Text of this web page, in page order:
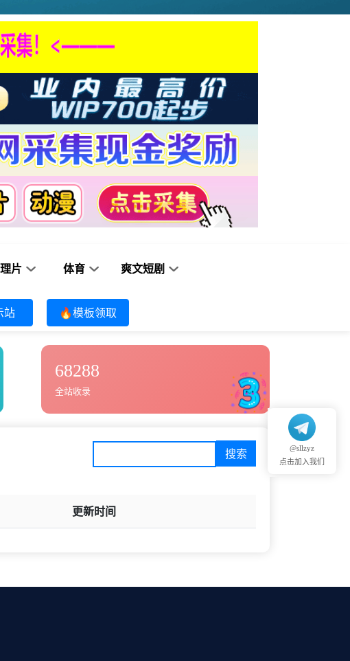
片 体育 爽文短剧
站 🔥模板领取
68288
全站收录
更新时间
@sllzyz
点击加入我们